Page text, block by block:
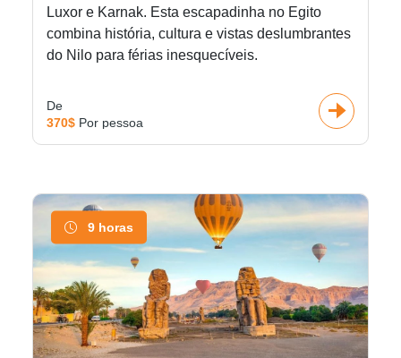
Luxor e Karnak. Esta escapadinha no Egito
combina história, cultura e vistas deslumbrantes
do Nilo para férias inesquecíveis.
De
370$ Por pessoa
9 horas